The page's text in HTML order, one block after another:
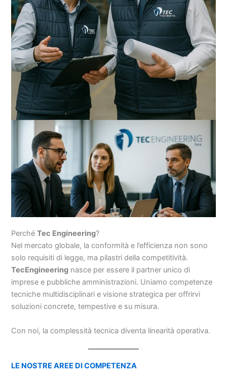
Perché Tec Engineering?
Nel mercato globale, la conformità e l’efficienza non sono
solo requisiti di legge, ma pilastri della competitività.
TecEngineeringnasce per essere il partner unico di
imprese e pubbliche amministrazioni. Uniamo competenze
tecniche multidisciplinari e visione strategica per offrirvi
soluzioni concrete, tempestive e su misura.
Con noi, la complessità tecnica diventa linearità operativa.
LE NOSTRE AREE DI COMPETENZA